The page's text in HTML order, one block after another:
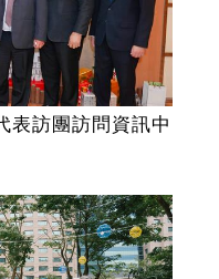
表訪團訪問資訊中